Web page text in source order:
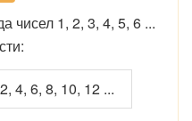
чисел 1, 2, 3, 4, 5, 6 ...
4, 6, 8, 10, 12 ...